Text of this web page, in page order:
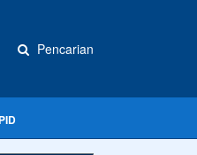
Pencarian